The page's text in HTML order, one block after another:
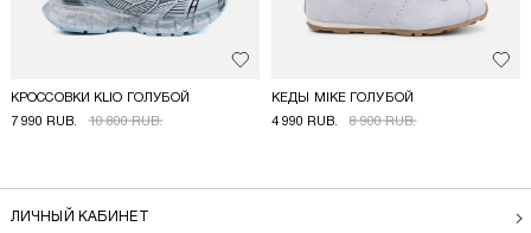
Добавить в избранное
КРОССОВКИ KLIO ГОЛУБОЙ
7 990 RUB.
10 800 RUB.
КЕДЫ MIKE ГОЛУБОЙ
4 990 RUB.
8 900 RUB.
ЛИЧНЫЙ КАБИНЕТ